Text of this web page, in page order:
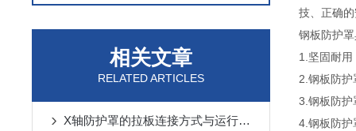
相关文章
RELATED ARTICLES
X轴防护罩的拉板连接方式与运行噪音控制
技、正确
钢板防护
1.坚固耐
2.钢板防
3.钢板防护
4.钢板防护